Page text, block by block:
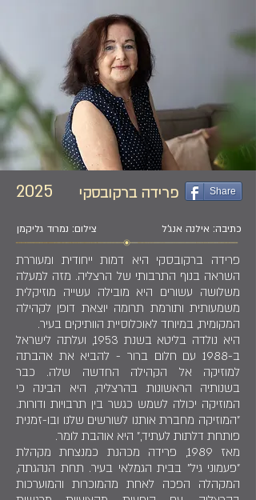
2025 Share פרידה ברקובסקי
צילום: נמרוד גליקמן כתיבה: אילנה אנג'ל
פרידה ברקובסקי היא דמות ייחודית ומעוררת
השראה בנוף התרבותי של הרצליה. מזה למעלה
משלושה עשורים היא מובילה עשייה מוזיקלית
משמעותית ותורמת תרומה יוצאת דופן לקהילה
המקומית, במיוחד לאוכלוסיית הוותיקים בעיר.
היא נולדה בליטא בשנת 1953, ועלתה לישראל
ב-1988 עם חלום ברור - להביא את אהבתה
למוזיקה אל הקהילה החדשה שלה. כבר
בשנותיה הראשונות בהרצליה, היא הבינה כי
המוזיקה יכולה לשמש כגשר בין תרבויות ודורות.
"המוזיקה מחברת אותנו לשורשים שלנו ובו-זמנית
פותחת דלתות לעתיד," היא אוהבת לומר.
מאז 1989, פרידה מכהנת כמנצחת מקהלת
"פעמוני גיל" בבית הגמלאי בעיר. תחת הנהגתה,
המקהלה הפכה לאחת מהמוכרות והמוערכות